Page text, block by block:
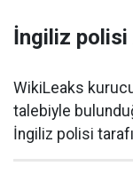
İngiliz polisi
WikiLeaks
talebiyle
İngiliz polisi